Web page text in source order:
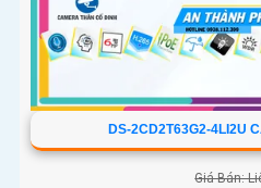
DS-2CD2T63G2-4LI2U
Giá Bán: